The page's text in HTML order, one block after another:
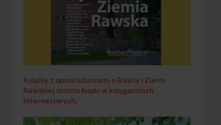
Książkę z opowiadaniami o Rawie i Ziemi
Rawskiej można kupić w księgarniach
internetowych.